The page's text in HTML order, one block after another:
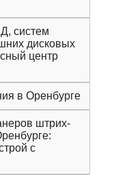
систем
дисковых
центр
в Оренбурге
штрих-
с